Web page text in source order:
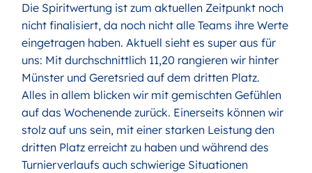
Die Spiritwertung ist zum aktuellen Zeitpunkt noch
nicht finalisiert, da noch nicht alle Teams ihre Werte
eingetragen haben. Aktuell sieht es super aus für
uns: Mit durchschnittlich 11,20 rangieren wir hinter
Münster und Geretsried auf dem dritten Platz.
Alles in allem blicken wir mit gemischten Gefühlen
auf das Wochenende zurück. Einerseits können wir
stolz auf uns sein, mit einer starken Leistung den
dritten Platz erreicht zu haben und während des
Turnierverlaufs auch schwierige Situationen